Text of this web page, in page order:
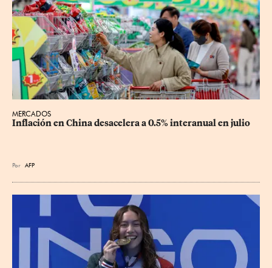
MERCADOS
Inflación en China desacelera a 0.5% interanual en julio
Por AFP